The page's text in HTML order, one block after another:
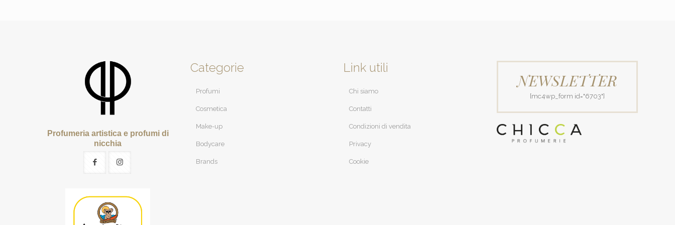
Profumeria artistica e profumi di
nicchia
Categorie
Profumi
Cosmetica
Make-up
Bodycare
Brands
Link utili
Chi siamo
Contatti
Condizioni di vendita
Privacy
Cookie
NEWSLETTER
[mc4wp_form id="6703"]